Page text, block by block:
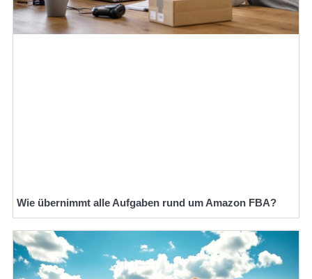
Wie übernimmt alle Aufgaben rund um Amazon FBA?